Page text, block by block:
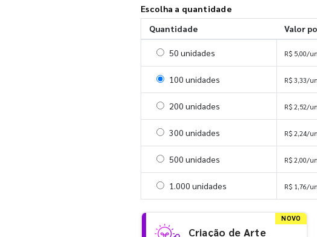
Escolha a quantidade
Quantidade
Valor
Selecionar 50 unidades
50 unidades R$ 5,00/un
Selecionar 100 unidades
100 unidades R$ 3,33/un
Selecionar 200 unidades
200 unidades R$ 2,52/un
Selecionar 300 unidades
300 unidades R$ 2,24/un
Selecionar 500 unidades
500 unidades R$ 2,00/un
Selecionar 1000 unidades
1.000 unidades R$ 1,76/un
NOVO
Criação de Arte